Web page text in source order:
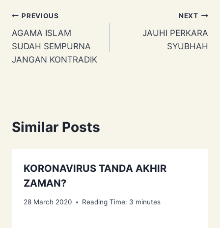
Post
navigation
PREVIOUS
AGAMA ISLAM
SUDAH SEMPURNA
JANGAN KONTRADIK
NEXT
JAUHI PERKARA
SYUBHAH
Similar Posts
KORONAVIRUS TANDA AKHIR
ZAMAN?
28 March 2020 Reading Time: 3 minutes